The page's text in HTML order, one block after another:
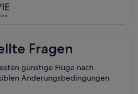
Fragen
günstige Flüge nach
Änderungsbedingungen